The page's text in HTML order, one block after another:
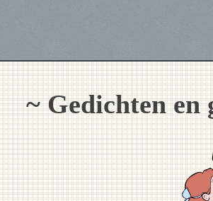
~ Gedichten en